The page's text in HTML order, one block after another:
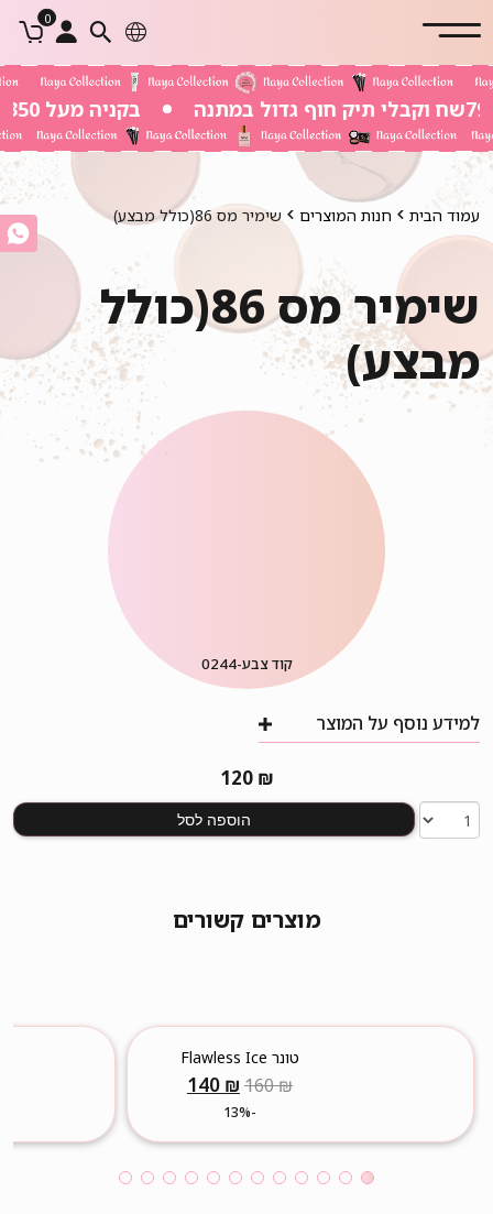
0
בקניה מעל 350 שח משלוח חינם
עמוד הבית חנות המוצרים שימיר מס 86(כולל מבצע)
שימיר מס 86(כולל
מבצע)
קוד צבע-0244
למידע נוסף על המוצר
120 ₪
הוספה לסל
מוצרים קשורים
טונר Flawless Ice
160₪
המחיר
המקורי
140 ₪
-13%